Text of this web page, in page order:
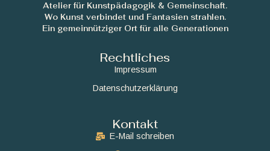
Atelier für Kunstpädagogik & Gemeinschaft.
Wo Kunst verbindet und Fantasien strahlen.
Ein gemeinnütziger Ort für alle Generationen
Rechtliches
Impressum
Datenschutzerklärung
Kontakt
E-Mail schreiben